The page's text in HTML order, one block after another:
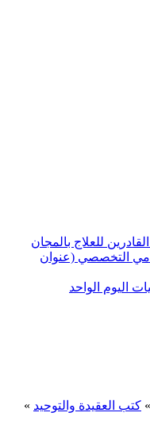
للعلاج بالمجان
التخصصي (عنوان
اليوم الواحد
» كتب العقيدة والتوحيد »